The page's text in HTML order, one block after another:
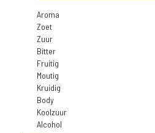
Aroma
Zoet
Zuur
Bitter
Fruitig
Moutig
Kruidig
Body
Koolzuur
Alcohol